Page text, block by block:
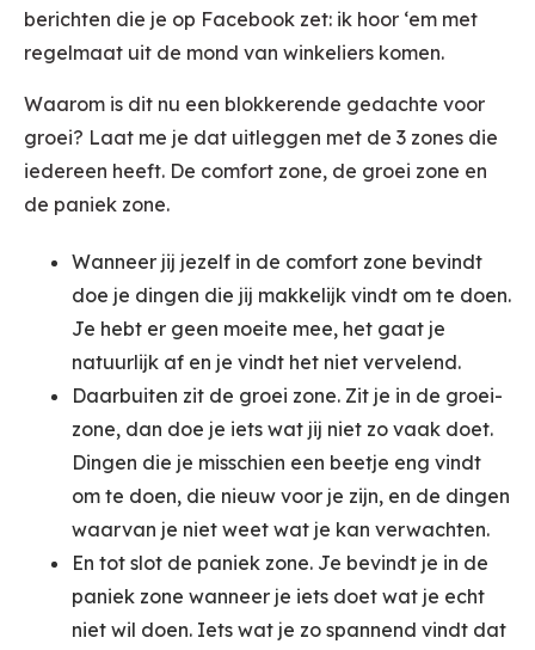
berichten die je op Facebook zet: ik hoor ‘em met
regelmaat uit de mond van winkeliers komen.
Waarom is dit nu een blokkerende gedachte voor
groei? Laat me je dat uitleggen met de 3 zones die
iedereen heeft. De comfort zone, de groei zone en
de paniek zone.
Wanneer jij jezelf in de comfort zone bevindt
doe je dingen die jij makkelijk vindt om te doen.
Je hebt er geen moeite mee, het gaat je
natuurlijk af en je vindt het niet vervelend.
Daarbuiten zit de groei zone. Zit je in de groei-
zone, dan doe je iets wat jij niet zo vaak doet.
Dingen die je misschien een beetje eng vindt
om te doen, die nieuw voor je zijn, en de dingen
waarvan je niet weet wat je kan verwachten.
En tot slot de paniek zone. Je bevindt je in de
paniek zone wanneer je iets doet wat je echt
niet wil doen. Iets wat je zo spannend vindt dat